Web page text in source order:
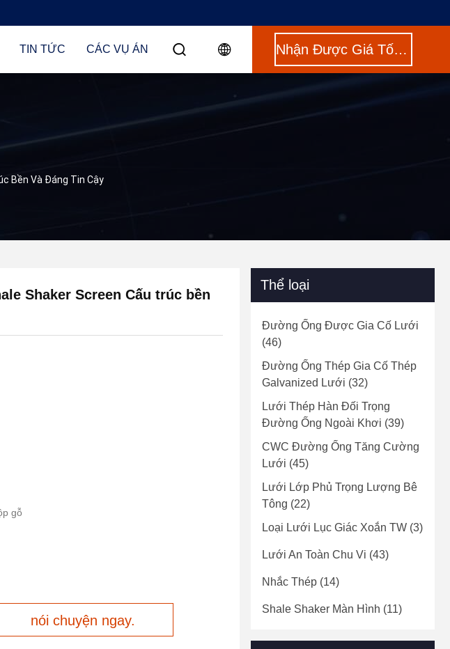
TIN TỨC CÁC VỤ ÁN Nhận Được Giá Tốt Nhất
Bền Và Đáng Tin Cậy
Shaker Screen Cấu trúc bền
gỗ
nói chuyện ngay.
Thể loại
Đường Ống Được Gia Cố Lưới
(46)
Đường Ống Thép Gia Cố Thép
Galvanized Lưới (32)
Lưới Thép Hàn Đối Trọng
Đường Ống Ngoài Khơi (39)
CWC Đường Ống Tăng Cường
Lưới (45)
Lưới Lớp Phủ Trọng Lượng Bê
Tông (22)
Loại Lưới Lục Giác Xoắn TW (3)
Lưới An Toàn Chu Vi (43)
Nhắc Thép (14)
Shale Shaker Màn Hình (11)